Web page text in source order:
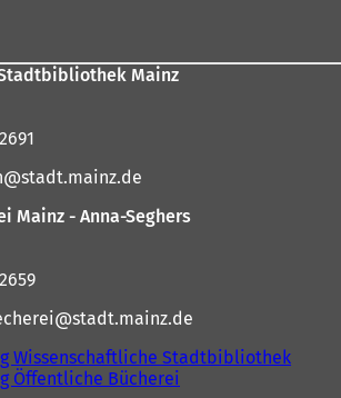
Mainz
stadt.mainz de
Mainz - Anna-Seghers
stadt.mainz de
Wissenschaftliche Stadtbibliothek
Öffentliche Bücherei